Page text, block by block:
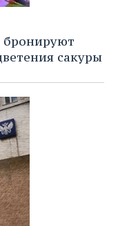
бронируют
сакуры